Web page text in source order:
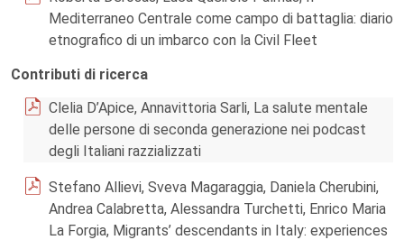
Mediterraneo Centrale come campo di battaglia: diario
etnografico di un imbarco con la Civil Fleet
Contributi di ricerca
Clelia D’Apice, Annavittoria Sarli, La salute mentale
delle persone di seconda generazione nei podcast
degli Italiani razzializzati
Stefano Allievi, Sveva Magaraggia, Daniela Cherubini,
Andrea Calabretta, Alessandra Turchetti, Enrico Maria
La Forgia, Migrants’ descendants in Italy: experiences